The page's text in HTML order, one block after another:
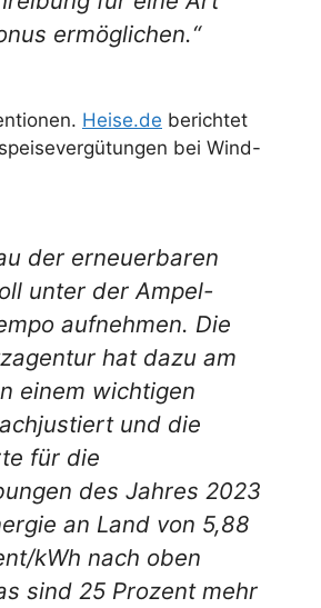
ermöglichen.“
Heise.de berichtet
bei Wind-
der erneuerbaren
unter der Ampel-
aufnehmen. Die
hat dazu am
einem wichtigen
und die
für die
des Jahres 2023
an Land von 5,88
kWh nach oben
sind 25 Prozent mehr